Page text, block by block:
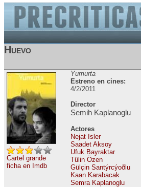
Huevo
Yumurta
Estreno en cines:
4/2/2011
Director
Semih Kaplanoglu
Actores
Nejat Isler
Saadet Aksoy
Ufuk Bayraktar
Tülin Özen
Gülçin Santýrcýoðlu
Kaan Karabacak
Semra Kaplanoglu
Cartel grande
ficha en Imdb